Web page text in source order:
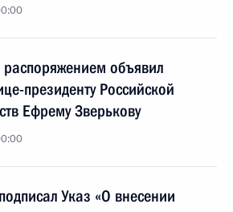
объявил
президенту Российской
Ефрему Зверькову
Указ «О внесении